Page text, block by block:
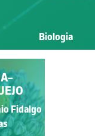
Biologia
de
Fidalgo